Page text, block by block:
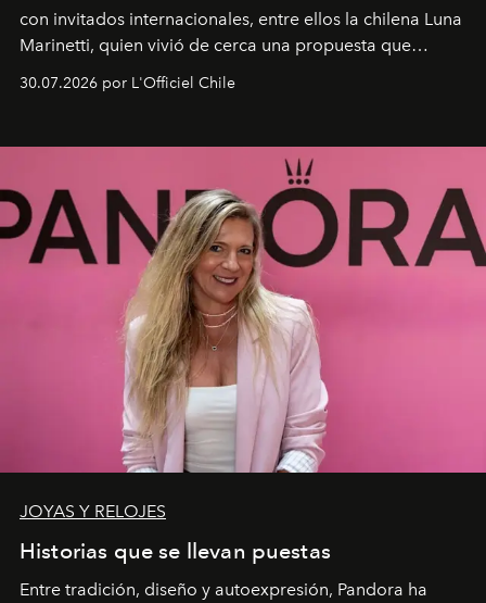
con invitados internacionales, entre ellos la chilena Luna
Marinetti, quien vivió de cerca una propuesta que
fusiona moda y rendimiento.
30.07.2026 por L'Officiel Chile
JOYAS Y RELOJES
Historias que se llevan puestas
Entre tradición, diseño y autoexpresión, Pandora ha